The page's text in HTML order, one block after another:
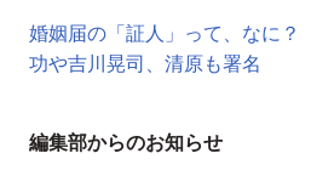
婚姻届の「証人」って、なに
功や吉川晃司、清原も署名
編集部からのお知らせ